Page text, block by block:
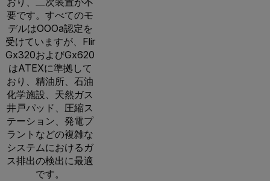
要です。すべてのモ
デルはOOOa認定を
受けていますが、Flir
Gx320およびGx620
はATEXに準拠して
おり、精油所、石油
化学施設、天然ガス
井戸パッド、圧縮ス
テーション、発電プ
ラントなどの複雑な
システムにおけるガ
ス排出の検出に最適
です。